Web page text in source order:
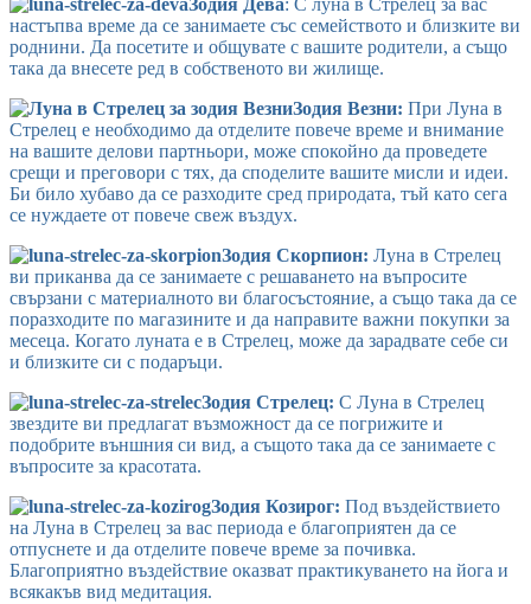
Зодия Дева: С луна в Стрелец за вас
настъпва време да се занимаете със семейството и близките ви
роднини. Да посетите и общувате с вашите родители, а също
така да внесете ред в собственото ви жилище.
Зодия Везни: При Луна в
Стрелец е необходимо да отделите повече време и внимание
на вашите делови партньори, може спокойно да проведете
срещи и преговори с тях, да споделите вашите мисли и идеи.
Би било хубаво да се разходите сред природата, тъй като сега
се нуждаете от повече свеж въздух.
Зодия Скорпион: Луна в Стрелец
ви приканва да се занимаете с решаването на въпросите
свързани с материалното ви благосъстояние, а също така да се
поразходите по магазините и да направите важни покупки за
месеца. Когато луната е в Стрелец, може да зарадвате себе си
и близките си с подаръци.
Зодия Стрелец: С Луна в Стрелец
звездите ви предлагат възможност да се погрижите и
подобрите външния си вид, а същото така да се занимаете с
въпросите за красотата.
Зодия Козирог: Под въздействието
на Луна в Стрелец за вас периода е благоприятен да се
отпуснете и да отделите повече време за почивка.
Благоприятно въздействие оказват практикуването на йога и
всякакъв вид медитация.